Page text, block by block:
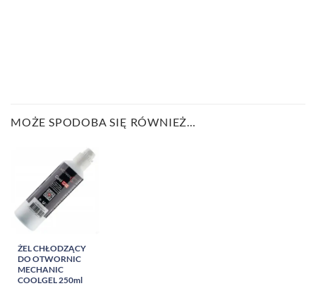
MOŻE SPODOBA SIĘ RÓWNIEŻ…
ŻEL CHŁODZĄCY
DO OTWORNIC
MECHANIC
COOLGEL 250ml